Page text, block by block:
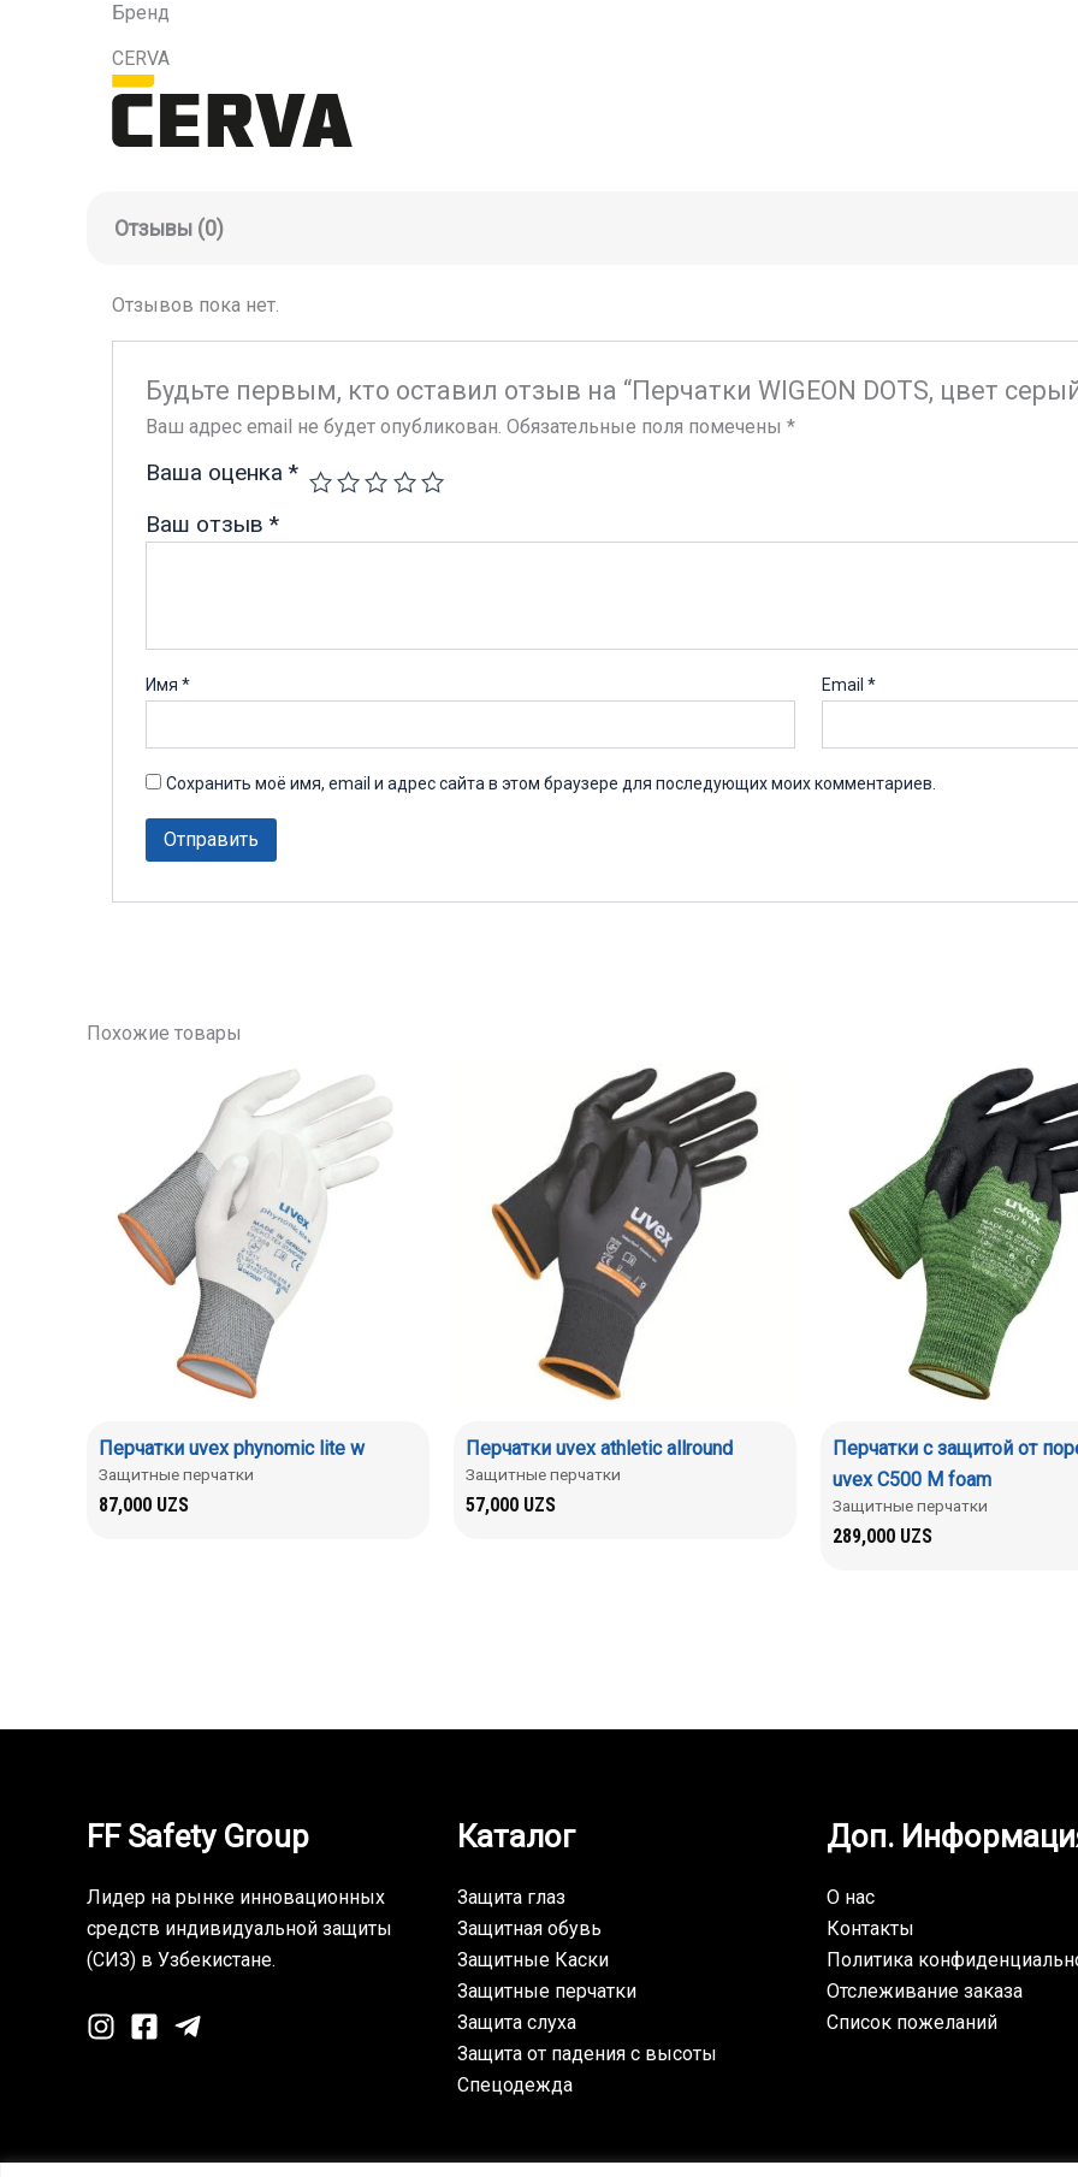
Бренд
CERVA
Отзывы (0)
Отзывов пока нет.
Будьте первым, кто оставил отзыв на “Перчатки WIGEON DOTS, цвет
Ваш адрес email не будет опубликован. Обязательные поля помечены *
Ваша оценка *
Ваш отзыв *
Имя * Email*
Сохранить моё имя, email и адрес сайта в этом браузере для последующих моих комментариев.
Похожие товары
Перчатки uvex phynomic lite w
Защитные перчатки
87,000 UZS
Перчатки uvex athletic allround
Защитные перчатки
57,000 UZS
Перчатки с защитой от
uvex C500 M foam
Защитные перчатки
289,000 UZS
FF Safety Group
Лидер на рынке инновационных
средств индивидуальной защиты
(СИЗ) в Узбекистане.
Каталог
Защита глаз
Защитная обувь
Защитные Каски
Защитные перчатки
Защита слуха
Защита от падения с высоты
Спецодежда
Доп.
О нас
Контакты
Политика
Отслеживание заказа
Список пожеланий